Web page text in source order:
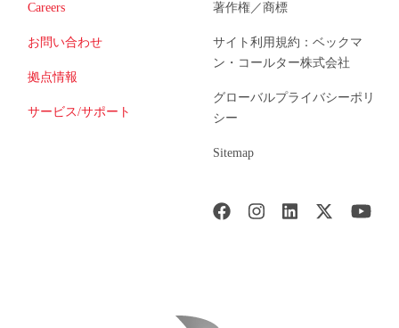
Careers
お問い合わせ
拠点情報
サービス/サポート
著作権／商標
サイト利用規約：ベックマ
ン・コールター株式会社
グローバルプライバシーポリ
シー
Sitemap